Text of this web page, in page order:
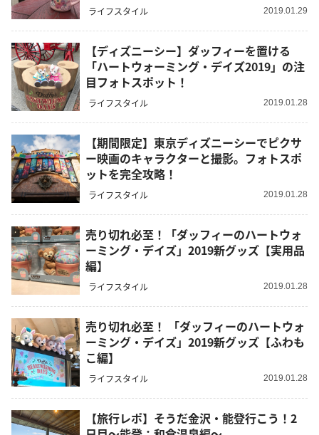
ライフスタイル 2019.01.29
【ディズニーシー】ダッフィーを置ける
「ハートウォーミング・デイズ2019」の注
目フォトスポット！
ライフスタイル 2019.01.28
【期間限定】東京ディズニーシーでピクサ
ー映画のキャラクターと撮影。フォトスポ
ットを完全攻略！
ライフスタイル 2019.01.28
売り切れ必至！「ダッフィーのハートウォ
ーミング・デイズ」2019新グッズ【実用品
編】
ライフスタイル 2019.01.28
売り切れ必至！ 「ダッフィーのハートウォ
ーミング・デイズ」2019新グッズ【ふわも
こ編】
ライフスタイル 2019.01.28
【旅行レポ】そうだ金沢・能登行こう！2